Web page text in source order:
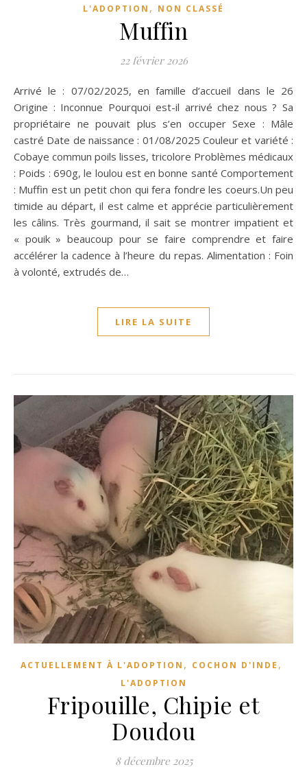
L'ADOPTION , NON CLASSÉ
Muffin
22 février 2026
Arrivé le : 07/02/2025, en famille d’accueil dans le 26
Origine : Inconnue Pourquoi est-il arrivé chez nous ? Sa
propriétaire ne pouvait plus s’en occuper Sexe : Mâle
castré Date de naissance : 01/08/2025 Couleur et variété :
Cobaye commun poils lisses, tricolore Problèmes médicaux
: Poids : 690g, le loulou est en bonne santé Comportement
: Muffin est un petit chon qui fera fondre les coeurs.Un peu
timide au départ, il est calme et apprécie particulièrement
les câlins. Très gourmand, il sait se montrer impatient et
« pouik » beaucoup pour se faire comprendre et faire
accélérer la cadence à l’heure du repas. Alimentation : Foin
à volonté, extrudés de…
LIRE LA SUITE
ACTUELLEMENT À L'ADOPTION , COCHON D'INDE ,
L'ADOPTION
Fripouille, Chipie et
Doudou
8 décembre 2025